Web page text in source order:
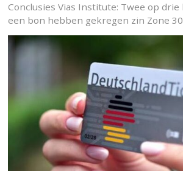
Conclusies Vias Institute: Twee op
een bon hebben gekregen zin Zone 30